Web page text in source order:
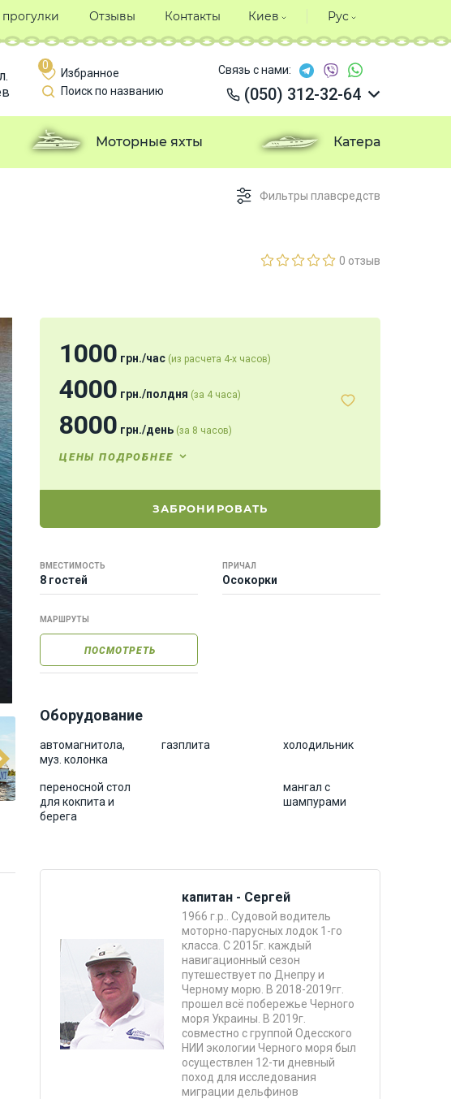
Фильтры плавсредств
0 отзыв
1000 грн./час (из расчета 4-х часов)
4000 грн./полдня (за 4 часа)
8000 грн./день (за 8 часов)
ЦЕНЫ ПОДРОБНЕЕ
ЗАБРОНИРОВАТЬ
ВМЕСТИМОСТЬ
8 гостей
ПРИЧАЛ
Осокорки
МАРШРУТЫ
ПОСМОТРЕТЬ
Оборудование
автомагнитола,
муз. колонка
газплита холодильник
переносной стол
для кокпита и
берега
мангал с
шампурами
капитан - Сергей
1966 г.р.. Судовой водитель
моторно-парусных лодок 1-го
класса. С 2015г. каждый
навигационный сезон
путешествует по Днепру и
Черному морю. В 2018-2019гг.
прошел всё побережье Черного
моря Украины. В 2019г.
совместно с группой Одесского
НИИ экологии Черного моря был
осуществлен 12-ти дневный
поход для исследования
миграции дельфинов
Отзывы Контакты Киев Рус
0
Избранное
Поиск по названию
Связь с нами:
(050) 312-32-64
(050) 312-32-64
(050) 312-32-64
(050) 312-32-64
Моторные яхты Катера